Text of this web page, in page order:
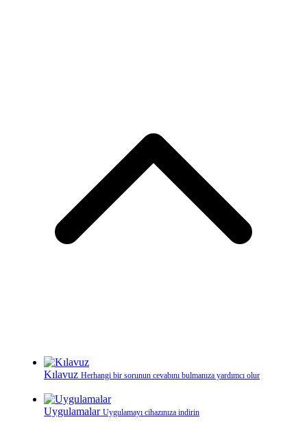
Kılavuz Herhangi bir sorunun cevabını bulmanıza yardımcı olur
Uygulamalar Uygulamayı cihazınıza indirin